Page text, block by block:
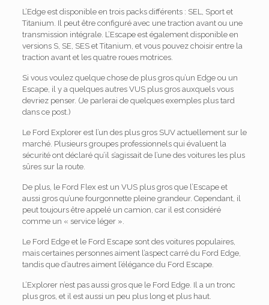
L’Edge est disponible en trois packs différents : SEL, Sport et
Titanium. Il peut être configuré avec une traction avant ou une
transmission intégrale. L’Escape est également disponible en
versions S, SE, SES et Titanium, et vous pouvez choisir entre la
traction avant et les quatre roues motrices.
Si vous voulez quelque chose de plus gros qu’un Edge ou un
Escape, il y a quelques autres VUS plus gros auxquels vous
devriez penser. (Je parlerai de quelques exemples plus tard
dans ce post.)
Le Ford Explorer est l’un des plus gros SUV actuellement sur le
marché. Plusieurs groupes professionnels qui évaluent la
sécurité ont déclaré qu’il s’agissait de l’une des voitures les plus
sûres sur la route.
De plus, le Ford Flex est un VUS plus gros que l’Escape et
aussi gros qu’une fourgonnette pleine grandeur. Cependant, il
peut toujours être appelé un camion, car il est considéré
comme un « service léger ».
Le Ford Edge et le Ford Escape sont des voitures populaires,
mais certaines personnes aiment l’aspect carré du Ford Edge,
tandis que d’autres aiment l’élégance du Ford Escape.
L’Explorer n’est pas aussi gros que le Ford Edge. Il a un tronc
plus gros, et il est aussi un peu plus long et plus haut.